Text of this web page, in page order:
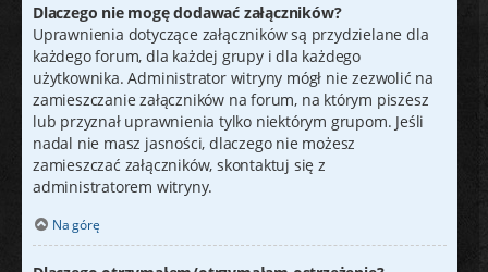
Dlaczego nie mogę dodawać załączników?
Uprawnienia dotyczące załączników są przydzielane dla
każdego forum, dla każdej grupy i dla każdego
użytkownika. Administrator witryny mógł nie zezwolić na
zamieszczanie załączników na forum, na którym piszesz
lub przyznał uprawnienia tylko niektórym grupom. Jeśli
nadal nie masz jasności, dlaczego nie możesz
zamieszczać załączników, skontaktuj się z
administratorem witryny.
Na górę